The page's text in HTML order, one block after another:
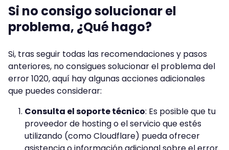
Si no consigo solucionar el
problema, ¿Qué hago?
Si, tras seguir todas las recomendaciones y pasos
anteriores, no consigues solucionar el problema del
error 1020, aquí hay algunas acciones adicionales
que puedes considerar:
Consulta el soporte técnico: Es posible que tu
proveedor de hosting o el servicio que estés
utilizando (como Cloudflare) pueda ofrecer